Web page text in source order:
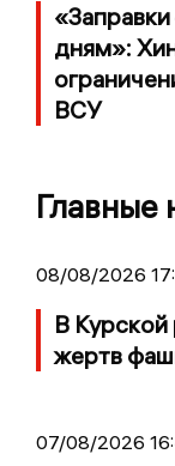
дням»:
ВСУ
Главные
08/08/2026
В
жертв
07/08/2026